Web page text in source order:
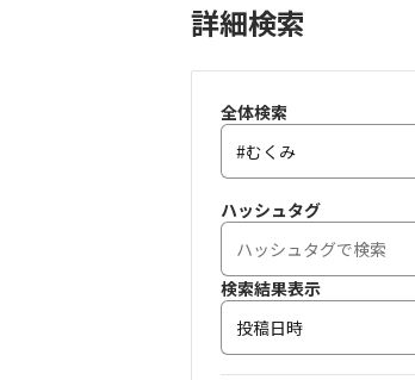
詳細検索
全体検索
ハッシュタグ
検索結果表示
投稿日時